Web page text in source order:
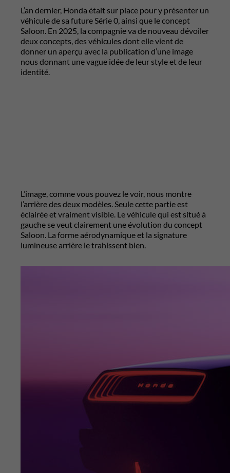
L’an dernier, Honda était sur place pour y présenter un
véhicule de sa future Série 0, ainsi que le concept
Saloon. En 2025, la compagnie va de nouveau dévoiler
deux concepts, des véhicules dont elle vient de
donner un aperçu avec la publication d’une image
nous donnant une vague idée de leur style et de leur
identité.
L’image, comme vous pouvez le voir, nous montre
l’arrière des deux modèles. Seule cette partie est
éclairée et vraiment visible. Le véhicule qui est situé à
gauche se veut clairement une évolution du concept
Saloon. La forme aérodynamique et la signature
lumineuse arrière le trahissent bien.